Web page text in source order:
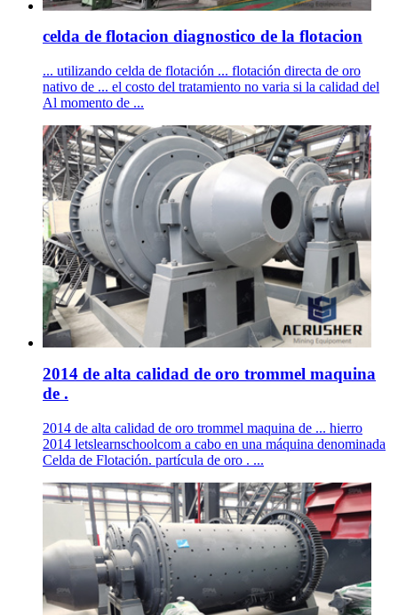
celda de flotacion diagnostico de la flotacion
... utilizando celda de flotación ... flotación directa de oro
nativo de ... el costo del tratamiento no varia si la calidad del
Al momento de ...
2014 de alta calidad de oro trommel maquina
de .
2014 de alta calidad de oro trommel maquina de ... hierro
2014 letslearnschoolcom a cabo en una máquina denominada
Celda de Flotación. partícula de oro . ...